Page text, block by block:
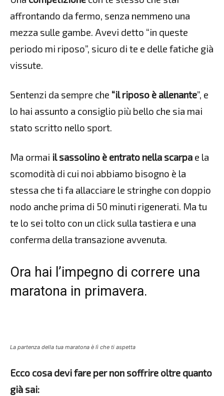
affrontando da fermo, senza nemmeno una
mezza sulle gambe. Avevi detto “in queste
periodo mi riposo”, sicuro di te e delle fatiche già
vissute.
Sentenzi da sempre che “il riposo è allenante”, e
lo hai assunto a consiglio più bello che sia mai
stato scritto nello sport.
Ma ormai il sassolino è entrato nella scarpa e la
scomodità di cui noi abbiamo bisogno è la
stessa che ti fa allacciare le stringhe con doppio
nodo anche prima di 50 minuti rigenerati. Ma tu
te lo sei tolto con un click sulla tastiera e una
conferma della transazione avvenuta.
Ora hai l’impegno di correre una
maratona in primavera.
La partenza della tua maratona è lì che ti aspetta
Ecco cosa devi fare per non soffrire oltre quanto
già sai: